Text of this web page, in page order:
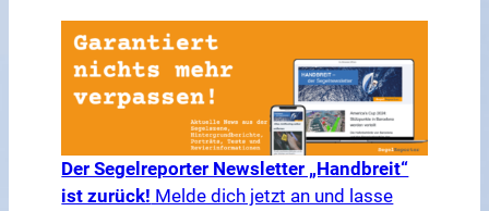
Der Segelreporter Newsletter „Handbreit“
ist zurück! Melde dich jetzt an und lasse